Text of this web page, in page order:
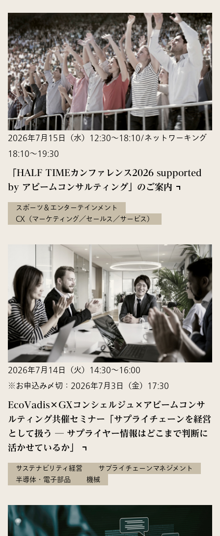
2026年7月15日（水）12:30〜18:10/ネットワーキング
18:10〜19:30
「HALF TIMEカンファレンス2026 supported
by アビームコンサルティング」のご案内
スポーツ＆エンターテインメント
CX（マーケティング／セールス／サービス）
2026年7月14日（火）14:30～16:00
※お申込み〆切：2026年7月3日（金）17:30
EcoVadis×GXコンシェルジュ×アビームコンサ
ルティング共催セミナー「サプライチェーンを経営
として扱う ─ サプライヤー情報はどこまで判断に
活かせているか」
サステナビリティ経営
サプライチェーンマネジメント
半導体・電子部品
機械